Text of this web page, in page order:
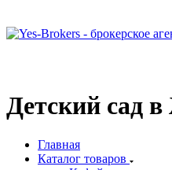
Детский сад
Главная
Каталог товаров